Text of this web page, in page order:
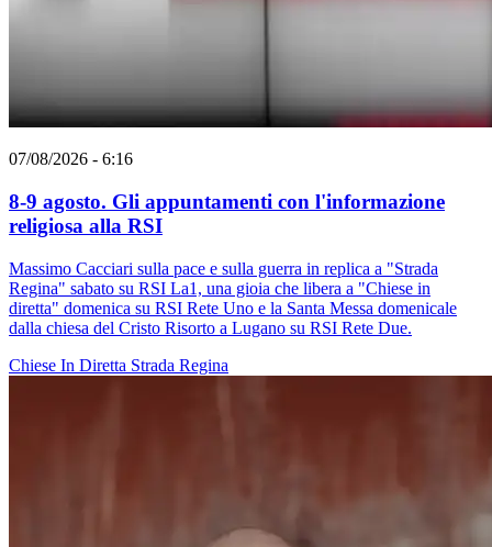
07/08/2026 - 6:16
8-9 agosto. Gli appuntamenti con l'informazione
religiosa alla RSI
Massimo Cacciari sulla pace e sulla guerra in replica a "Strada
Regina" sabato su RSI La1, una gioia che libera a "Chiese in
diretta" domenica su RSI Rete Uno e la Santa Messa domenicale
dalla chiesa del Cristo Risorto a Lugano su RSI Rete Due.
Chiese In Diretta Strada Regina